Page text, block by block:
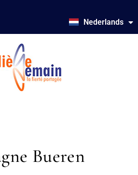
Nederlands
Deutsch
Bueren